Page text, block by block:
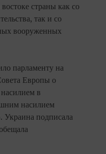
страны как со
так и со
вооруженных
парламенту на
Европы о
в
насилием
подписала